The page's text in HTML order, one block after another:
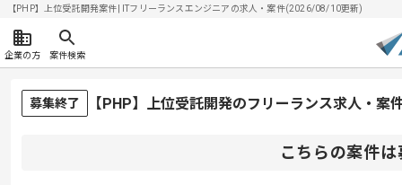
【PHP】上位受託開発案件| ITフリーランスエンジニアの求人・案件(2026/08/10更新)
企業の方 案件検索
募集終了 【PHP】上位受託開発のフリーランス求人・案
こちらの案件